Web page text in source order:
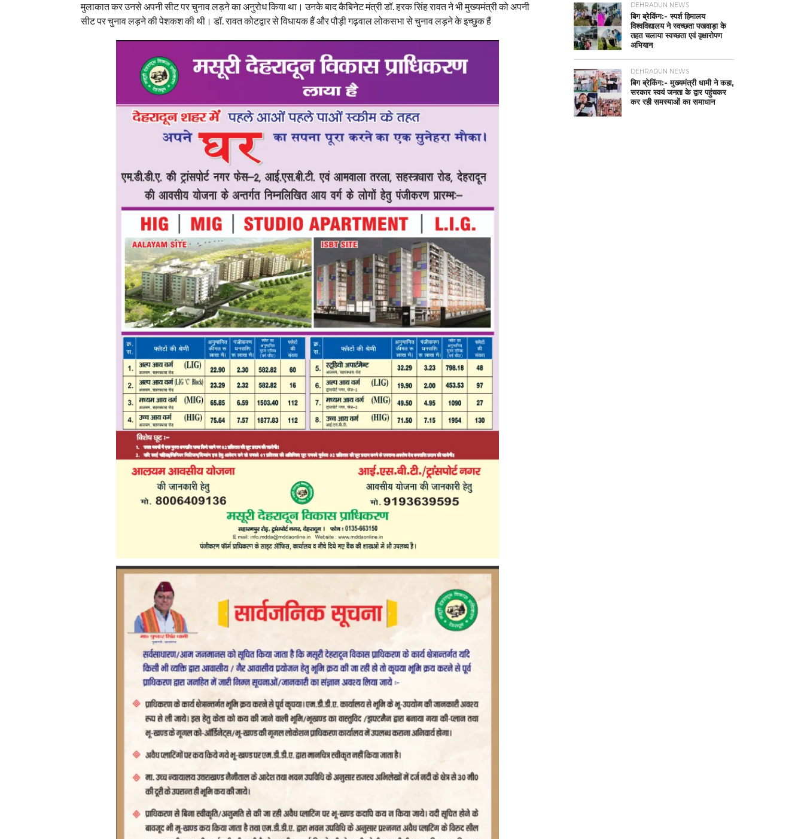
मुलाकात कर उनसे अपनी सीट पर चुनाव लड़ने का अनुरोध किया था। उनके बाद कैबिनेट मंत्री डॉ. हरक सिंह रावत ने भी मुख्यमंत्री को अपनी
सीट पर चुनाव लड़ने की पेशकश की थी। डॉ. रावत कोटद्वार से विधायक हैं और पौड़ी गढ़वाल लोकसभा से चुनाव लड़ने के इच्छुक हैं
DEHRADUN NEWS
बिग ब्रेकिंग:- स्पर्श हिमालय
विश्वविद्यालय ने स्वच्छता पखवाड़ा के
तहत चलाया स्वच्छता एवं वृक्षारोपण
अभियान
DEHRADUN NEWS
बिग ब्रेकिंग:- मुख्यमंत्री धामी ने कहा,
सरकार स्वयं जनता के द्वार पहुंचकर
कर रही समस्याओं का समाधान